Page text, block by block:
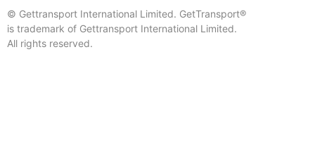
© Gettransport International Limited. GetTransport®
is trademark of Gettransport International Limited.
All rights reserved.